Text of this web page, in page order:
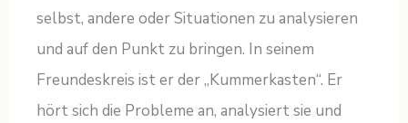
selbst, andere oder Situationen zu analysieren
und auf den Punkt zu bringen. In seinem
Freundeskreis ist er der „Kummerkasten“. Er
hört sich die Probleme an, analysiert sie und